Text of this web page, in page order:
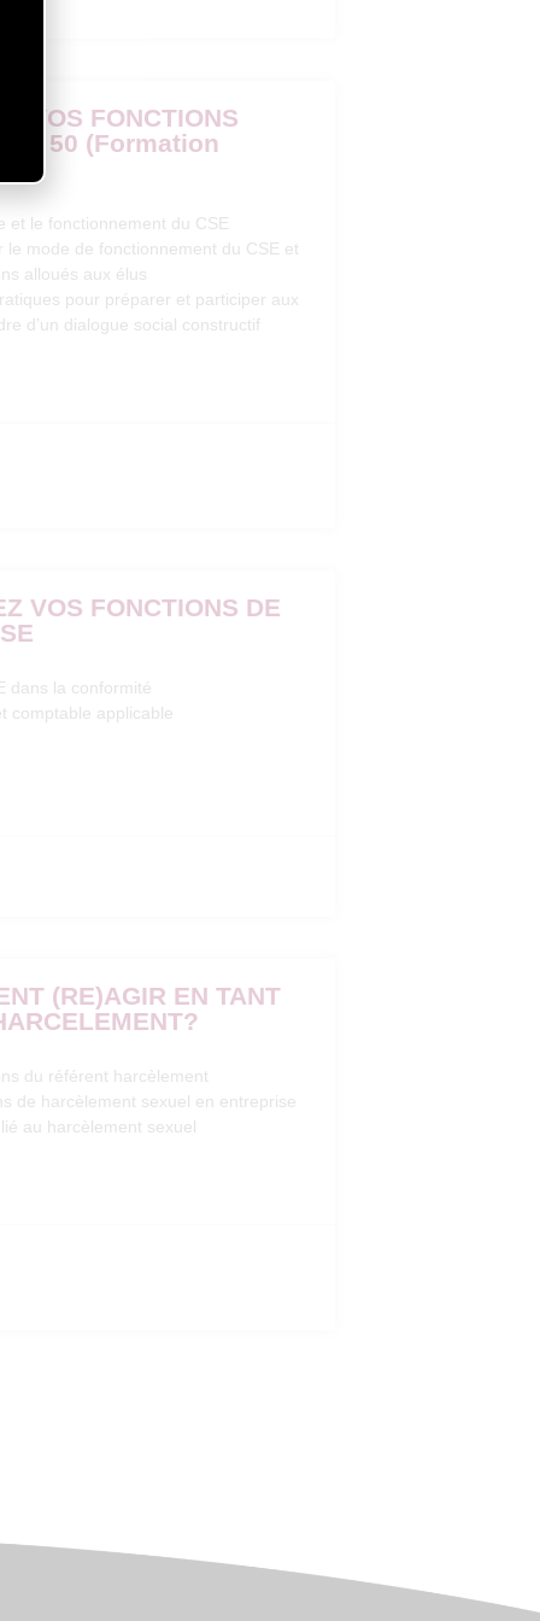
VOS FONCTIONS
DE 50 (Formation
et le fonctionnement du CSE
le mode de fonctionnement du CSE et
alloués aux élus
pour préparer et participer aux
d’un dialogue social constructif
VOS FONCTIONS DE
dans la conformité
comptable applicable
(RE)AGIR EN TANT
du référent harcèlement
de harcèlement sexuel en entreprise
au harcèlement sexuel